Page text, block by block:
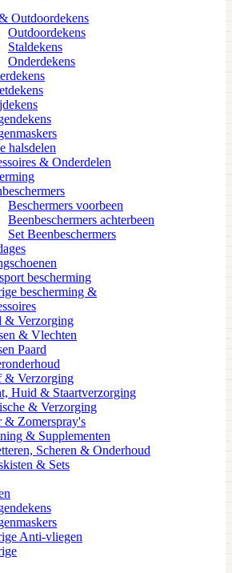
Outdoordekens
Outdoordekens
Staldekens
Onderdekens
halsdelen
& Onderdelen
Beschermers voorbeen
Beenbeschermers achterbeen
Set Beenbeschermers
bescherming
bescherming &
& Verzorging
& Vlechten
Paard
& Verzorging
Huid & Staartverzorging
& Verzorging
& Zomerspray's
& Supplementen
Scheren & Onderhoud
& Sets
Anti-vliegen